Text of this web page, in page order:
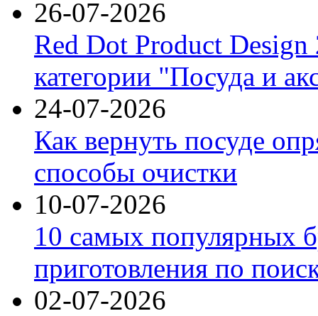
26-07-2026
Red Dot Product Design
категории "Посуда и
24-07-2026
Как вернуть посуде
способы очистки
10-07-2026
10 самых популярных
приготовления по
02-07-2026